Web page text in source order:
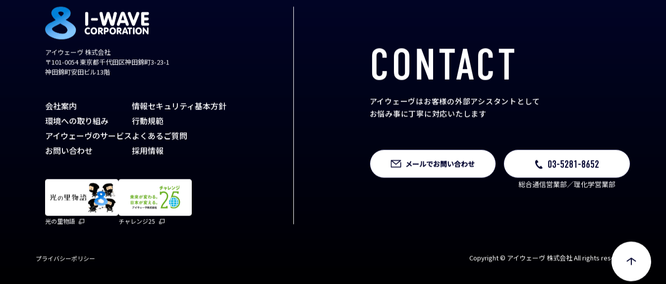
CONTACT
アイウェーヴはお客様の外部アシスタント として
お悩み事に丁寧に対応いたします
メールでお問い合わせ 03-5281-8652
総合通信営業部／理化学営業部
アイウェーヴ 株式会社
〒101-0054 東京都千代田区神田錦町3-23-1
神田錦町安田ビル13階
会社案内
環境への取り組み
アイウェーヴのサービス
お問い合わせ
情報セキュリティ基本方針
行動規範
よくあるご質問
採用情報
光の里物語 チャレンジ25
プライバシーポリシー Copyright © アイウェーヴ 株式会社 All rights reserved.